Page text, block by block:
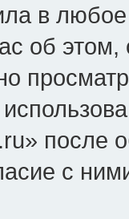
в
об
после
с